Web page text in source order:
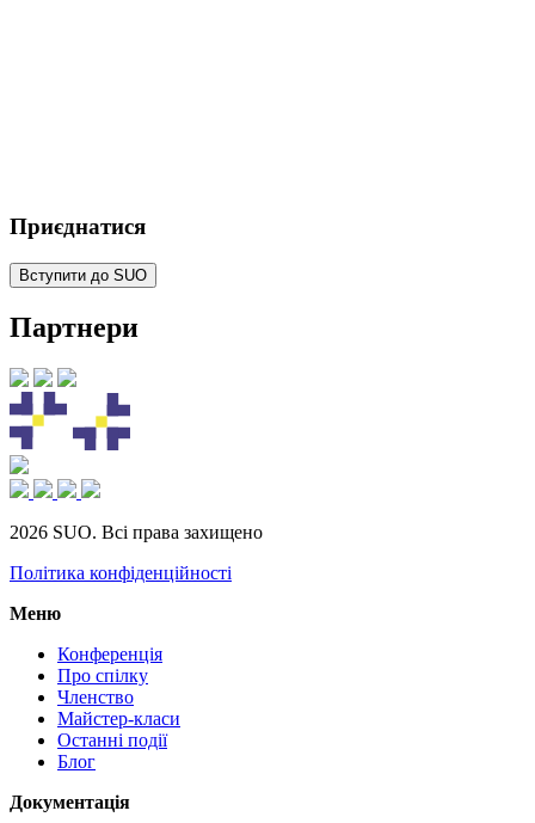
Приєднатися
Вступити до SUO
Партнери
2026 SUO. Всі права захищено
Політика конфіденційності
Меню
Конференція
Про спілку
Членство
Майстер-класи
Останні події
Блог
Документація